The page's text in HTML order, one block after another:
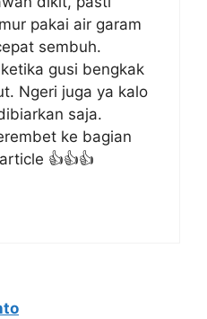
pakai air garam
sembuh.
gusi bengkak
Ngeri juga ya kalo
saja.
ke bagian
👍👍👍